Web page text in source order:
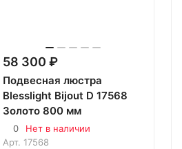
58 300 ₽
Подвесная люстра
Blesslight Bijout D 17568
Золото 800 мм
0
Нет в наличии
Арт. 17568